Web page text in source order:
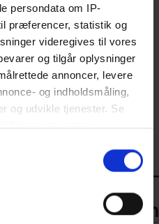
persondata om IP-
præferencer, statistik og
videregives til vores
og tilgår oplysninger
annoncer, levere
og indholdsmåling,
og udvikle tjenester. Se
og i vores
fra vores
at trykke på "Privacy
din virksomhed?
værktøj – bruger du det?
power ved at være dig selv.
sammen?
gode?
i dag